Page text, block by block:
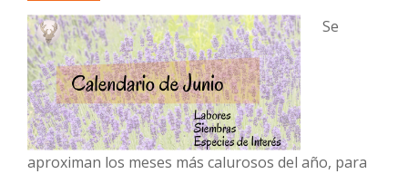
Se
aproximan los meses más calurosos del año, para